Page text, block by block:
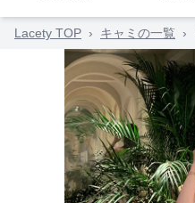
Lacety TOP › キャミの一覧 ›